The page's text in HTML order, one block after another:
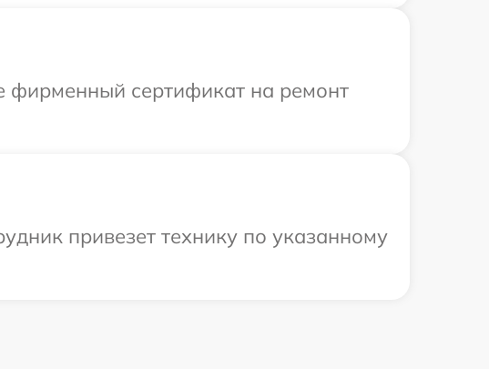
фирменный сертификат на ремонт
привезет технику по указанному